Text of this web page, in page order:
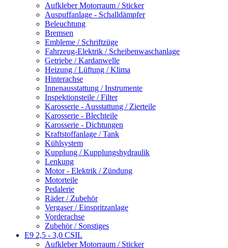
Aufkleber Motorraum / Sticker
Auspuffanlage - Schalldämpfer
Beleuchtung
Bremsen
Embleme / Schriftzüge
Fahrzeug-Elektrik / Scheibenwaschanlage
Getriebe / Kardanwelle
Heizung / Lüftung / Klima
Hinterachse
Innenausstattung / Instrumente
Inspektionsteile / Filter
Karosserie - Ausstattung / Zierteile
Karosserie - Blechteile
Karosserie - Dichtungen
Kraftstoffanlage / Tank
Kühlsystem
Kupplung / Kupplungshydraulik
Lenkung
Motor - Elektrik / Zündung
Motorteile
Pedalerie
Räder / Zubehör
Vergaser / Einspritzanlage
Vorderachse
Zubehör / Sonstiges
E9 2,5 - 3,0 CSIL
Aufkleber Motorraum / Sticker